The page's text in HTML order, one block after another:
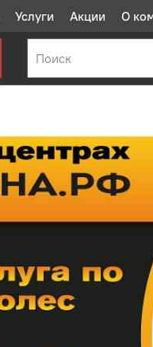
Услуги Акции О